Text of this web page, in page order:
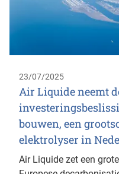
23/07/2025
Air Liquide neemt
bouwen, een
elektrolyser in
Air Liquide zet een